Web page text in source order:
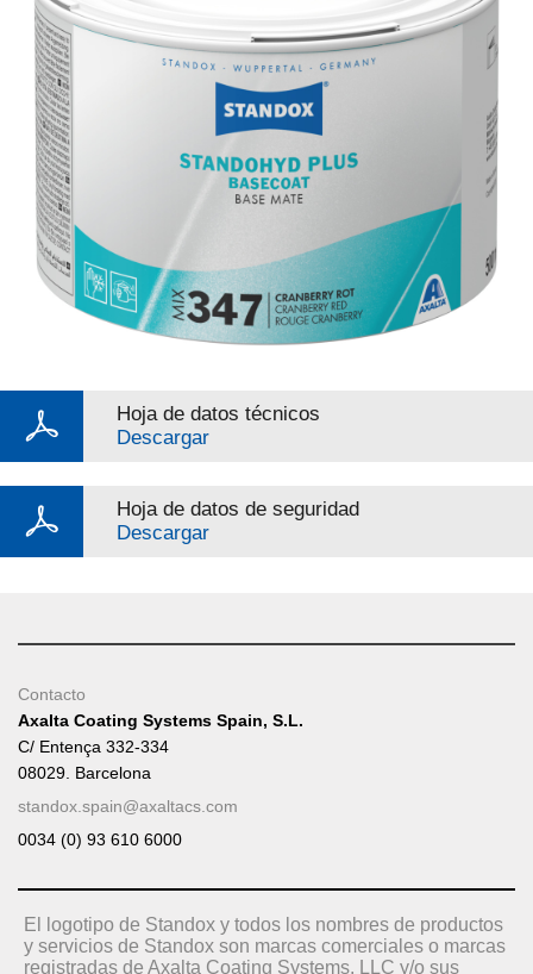
Hoja de datos técnicos
Descargar
Hoja de datos de seguridad
Descargar
Contacto
Axalta Coating Systems Spain, S.L.
C/ Entença 332-334
08029. Barcelona
standox.spain@axaltacs.com
0034 (0) 93 610 6000
El logotipo de Standox y todos los nombres de productos
y servicios de Standox son marcas comerciales o marcas
registradas de Axalta Coating Systems, LLC y/o sus